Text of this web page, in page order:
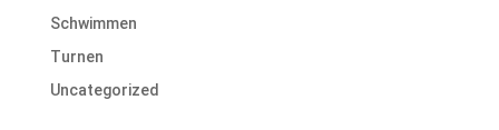
Schwimmen
Turnen
Uncategorized